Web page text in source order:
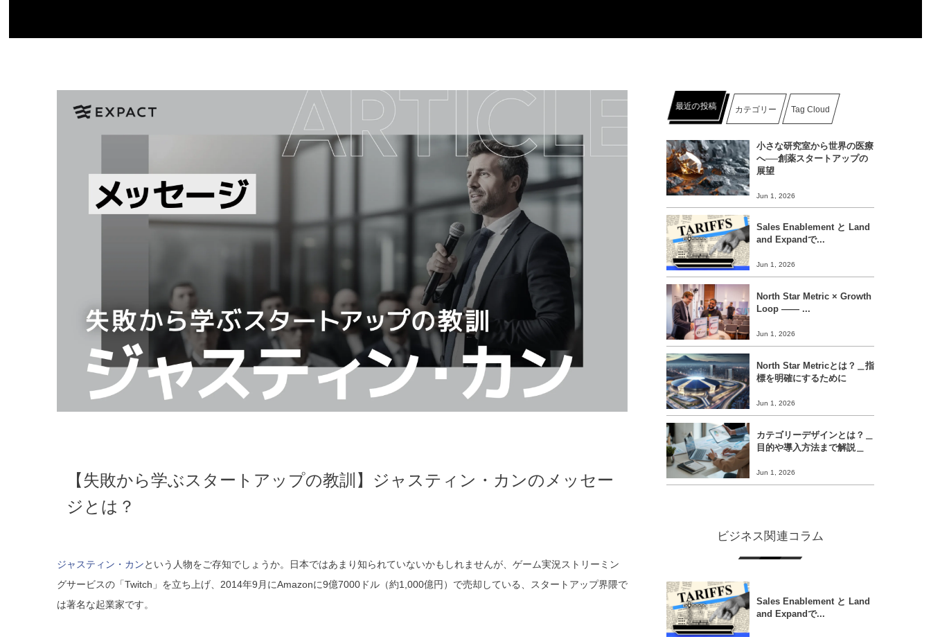
【失敗から学ぶスタートアップの教訓】ジャスティン・カンのメッセー
ジとは？
ジャスティン・カンという人物をご存知でしょうか。日本ではあまり知られていないかもしれませんが、ゲーム実況ストリーミン
グサービスの「Twitch」を立ち上げ、2014年9月にAmazonに9億7000ドル（約1,000億円）で売却している、スタートアップ界隈で
は著名な起業家です。
最近の投稿 カテゴリー Tag Cloud
小さな研究室から世界の医療
へ──創薬スタートアップの
展望
Jun 1, 2026
Sales Enablement と Land
and Expandで...
Jun 1, 2026
North Star Metric × Growth
Loop ―― ...
Jun 1, 2026
North Star Metricとは？＿指
標を明確にするために
Jun 1, 2026
カテゴリーデザインとは？＿
目的や導入方法まで解説＿
Jun 1, 2026
ビジネス関連コラム
Sales Enablement と Land
and Expandで...